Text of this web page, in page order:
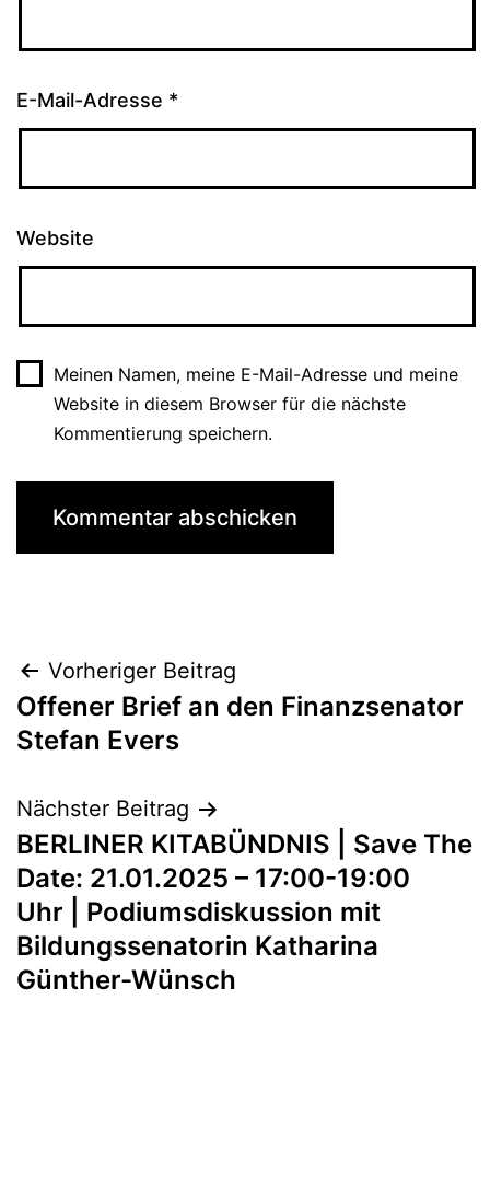
E-Mail-Adresse *
Website
Meinen Namen, meine E-Mail-Adresse und meine
Website in diesem Browser für die nächste
Kommentierung speichern.
Beitragsnavigation
Vorheriger Beitrag
Offener Brief an den Finanzsenator
Stefan Evers
Nächster Beitrag
BERLINER KITABÜNDNIS | Save The
Date: 21.01.2025 – 17:00-19:00
Uhr | Podiumsdiskussion mit
Bildungssenatorin Katharina
Günther-Wünsch